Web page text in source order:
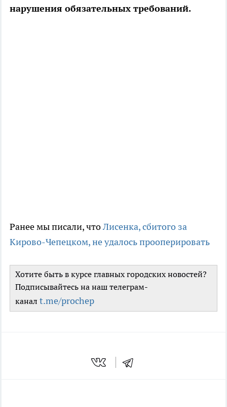
нарушения обязательных требований.
Ранее мы писали, чтоЛисенка, сбитого за
Кирово-Чепецком, не удалось прооперировать
Хотите быть в курсе главных городских новостей?
Подписывайтесь на наш телеграм-
канал t.me/prochep